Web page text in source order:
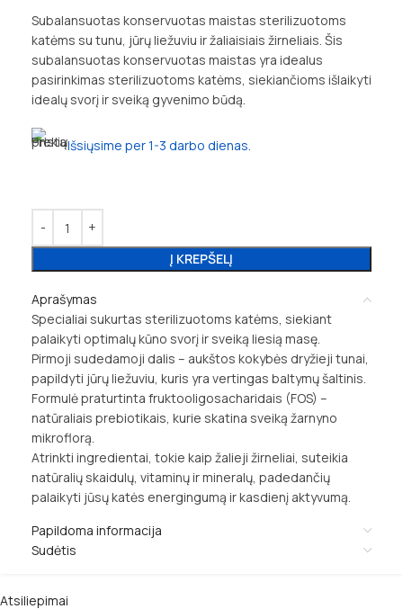
Subalansuotas konservuotas maistas sterilizuotoms
katėms su tunu, jūrų liežuviu ir žaliaisiais žirneliais. Šis
subalansuotas konservuotas maistas yra idealus
pasirinkimas sterilizuotoms katėms, siekiančioms išlaikyti
idealų svorį ir sveiką gyvenimo būdą.
Išsiųsime per 1-3 darbo dienas.
Į KREPŠELĮ
Aprašymas
Specialiai sukurtas sterilizuotoms katėms, siekiant
palaikyti optimalų kūno svorį ir sveiką liesią masę.
Pirmoji sudedamoji dalis – aukštos kokybės dryžieji tunai,
papildyti jūrų liežuviu, kuris yra vertingas baltymų šaltinis.
Formulė praturtinta fruktooligosacharidais (FOS) –
natūraliais prebiotikais, kurie skatina sveiką žarnyno
mikroflorą.
Atrinkti ingredientai, tokie kaip žalieji žirneliai, suteikia
natūralių skaidulų, vitaminų ir mineralų, padedančių
palaikyti jūsų katės energingumą ir kasdienį aktyvumą.
Papildoma informacija
Sudėtis
Atsiliepimai